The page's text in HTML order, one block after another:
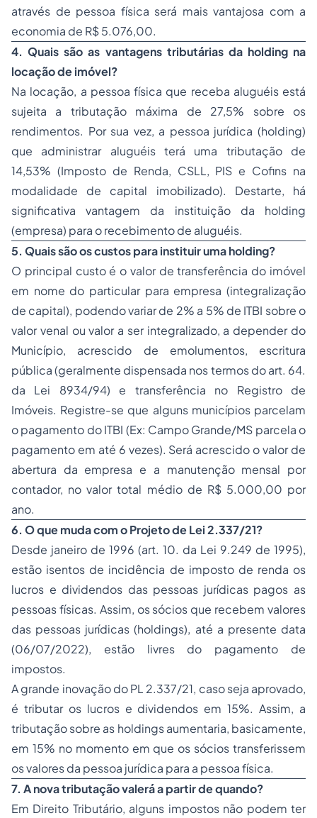
através de pessoa física será mais vantajosa com a
economia de R$ 5.076,00.
4. Quais são as vantagens tributárias da holding na
locação de imóvel?
Na locação, a pessoa física que receba aluguéis está
sujeita a tributação máxima de 27,5% sobre os
rendimentos. Por sua vez, a pessoa jurídica (holding)
que administrar aluguéis terá uma tributação de
14,53% (Imposto de Renda, CSLL, PIS e Cofins na
modalidade de capital imobilizado). Destarte, há
significativa vantagem da instituição da holding
(empresa) para o recebimento de aluguéis.
5. Quais são os custos para instituir uma holding?
O principal custo é o valor de transferência do imóvel
em nome do particular para empresa (integralização
de capital), podendo variar de 2% a 5% de ITBI sobre o
valor venal ou valor a ser integralizado, a depender do
Município, acrescido de emolumentos, escritura
pública (geralmente dispensada nos termos do art. 64.
da Lei 8934/94) e transferência no Registro de
Imóveis. Registre-se que alguns municípios parcelam
o pagamento do ITBI (Ex: Campo Grande/MS parcela o
pagamento em até 6 vezes). Será acrescido o valor de
abertura da empresa e a manutenção mensal por
contador, no valor total médio de R$ 5.000,00 por
ano.
6. O que muda com o Projeto de Lei 2.337/21?
Desde janeiro de 1996 (art. 10. da Lei 9.249 de 1995),
estão isentos de incidência de imposto de renda os
lucros e dividendos das pessoas jurídicas pagos as
pessoas físicas. Assim, os sócios que recebem valores
das pessoas jurídicas (holdings), até a presente data
(06/07/2022), estão livres do pagamento de
impostos.
A grande inovação do PL 2.337/21, caso seja aprovado,
é tributar os lucros e dividendos em 15%. Assim, a
tributação sobre as holdings aumentaria, basicamente,
em 15% no momento em que os sócios transferissem
os valores da pessoa jurídica para a pessoa física.
7. A nova tributação valerá a partir de quando?
Em Direito Tributário, alguns impostos não podem ter